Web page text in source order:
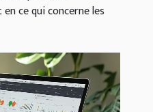
ce qui concerne les